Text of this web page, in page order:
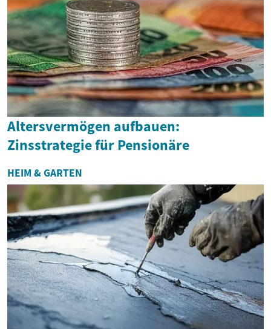
Altersvermögen aufbauen:
Zinsstrategie für Pensionäre
HEIM & GARTEN